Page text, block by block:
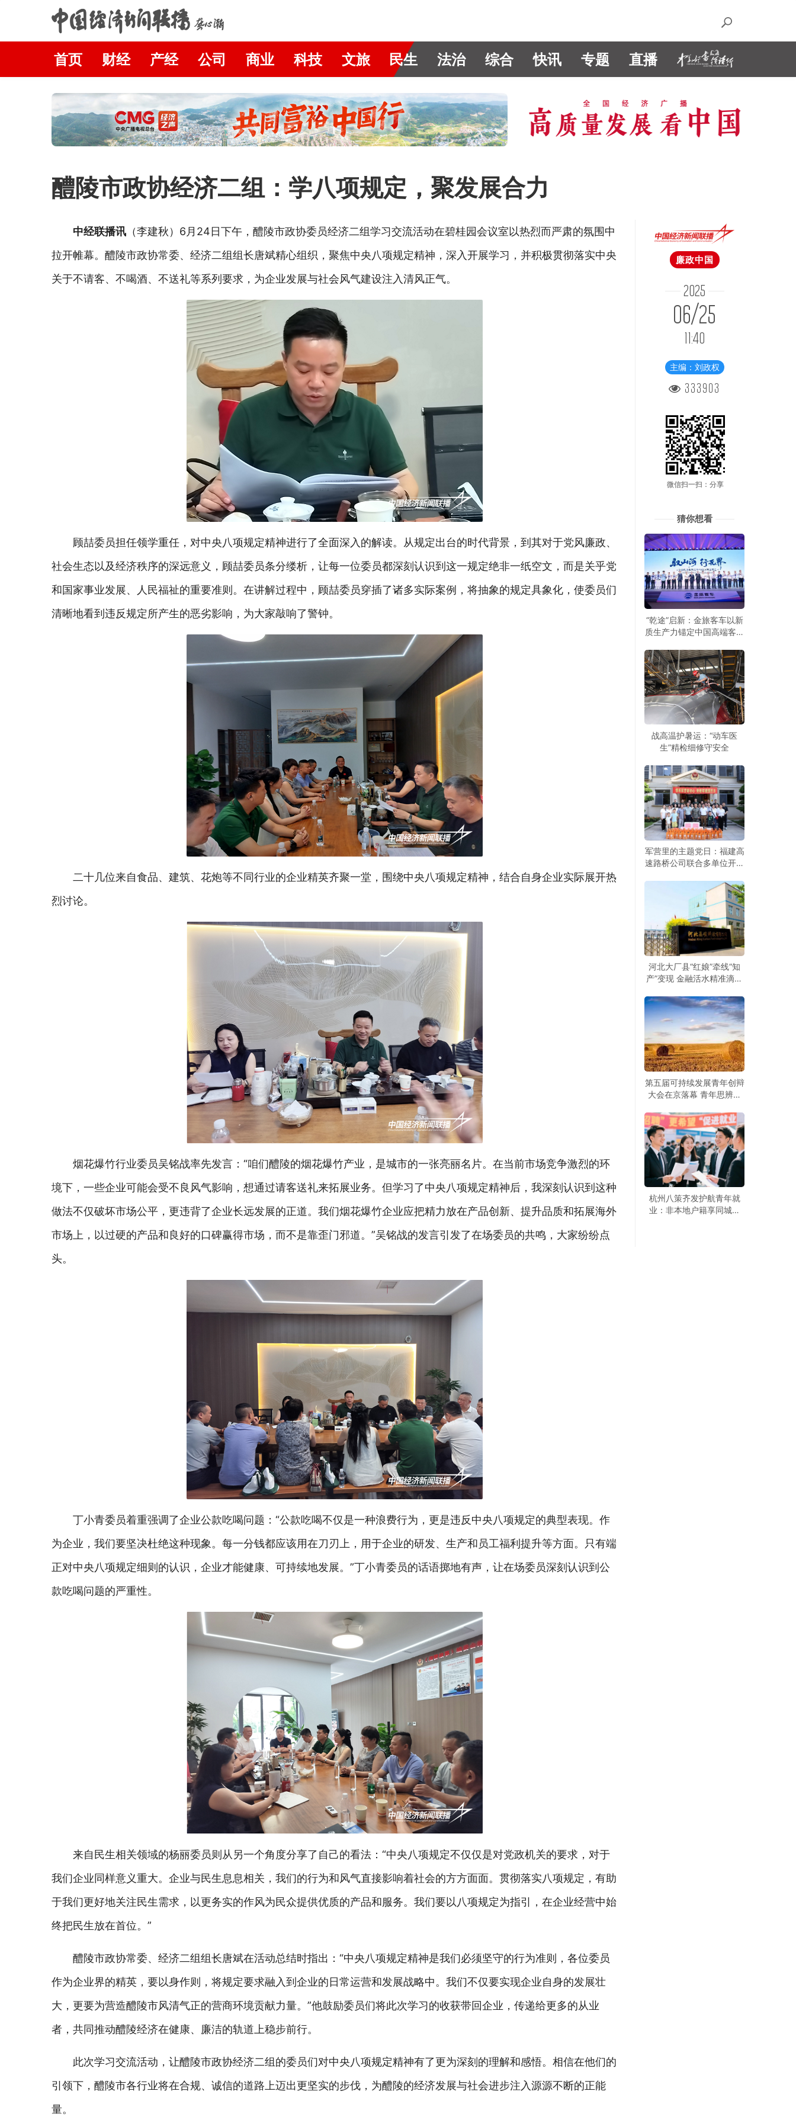
首页 财经 产经 公司 商业 科技 文旅 民生 法治 综合 快讯 专题 直播
醴陵市政协经济二组：学八项规定，聚发展合力
中经联播讯 （李建秋）6月24日下午，醴陵市政协委员经济二组学习交流活动在碧桂园会议室以热烈而严肃的氛围中
拉开帷幕。醴陵市政协常委、经济二组组长唐斌精心组织，聚焦中央八项规定精神，深入开展学习，并积极贯彻落实中央
关于不请客、不喝酒、不送礼等系列要求，为企业发展与社会风气建设注入清风正气。
顾喆委员担任领学重任，对中央八项规定精神进行了全面深入的解读。从规定出台的时代背景，到其对于党风廉政、
社会生态以及经济秩序的深远意义，顾喆委员条分缕析，让每一位委员都深刻认识到这一规定绝非一纸空文，而是关乎党
和国家事业发展、人民福祉的重要准则。在讲解过程中，顾喆委员穿插了诸多实际案例，将抽象的规定具象化，使委员们
清晰地看到违反规定所产生的恶劣影响，为大家敲响了警钟。
二十几位来自食品、建筑、花炮等不同行业的企业精英齐聚一堂，围绕中央八项规定精神，结合自身企业实际展开热
烈讨论。
烟花爆竹行业委员吴铭战率先发言：“咱们醴陵的烟花爆竹产业，是城市的一张亮丽名片。在当前市场竞争激烈的环
境下，一些企业可能会受不良风气影响，想通过请客送礼来拓展业务。但学习了中央八项规定精神后，我深刻认识到这种
做法不仅破坏市场公平，更违背了企业长远发展的正道。我们烟花爆竹企业应把精力放在产品创新、提升品质和拓展海外
市场上，以过硬的产品和良好的口碑赢得市场，而不是靠歪门邪道。”吴铭战的发言引发了在场委员的共鸣，大家纷纷点
头。
丁小青委员着重强调了企业公款吃喝问题：“公款吃喝不仅是一种浪费行为，更是违反中央八项规定的典型表现。作
为企业，我们要坚决杜绝这种现象。每一分钱都应该用在刀刃上，用于企业的研发、生产和员工福利提升等方面。只有端
正对中央八项规定细则的认识，企业才能健康、可持续地发展。”丁小青委员的话语掷地有声，让在场委员深刻认识到公
款吃喝问题的严重性。
来自民生相关领域的杨丽委员则从另一个角度分享了自己的看法：“中央八项规定不仅仅是对党政机关的要求，对于
我们企业同样意义重大。企业与民生息息相关，我们的行为和风气直接影响着社会的方方面面。贯彻落实八项规定，有助
于我们更好地关注民生需求，以更务实的作风为民众提供优质的产品和服务。我们要以八项规定为指引，在企业经营中始
终把民生放在首位。”
醴陵市政协常委、经济二组组长唐斌在活动总结时指出：“中央八项规定精神是我们必须坚守的行为准则，各位委员
作为企业界的精英，要以身作则，将规定要求融入到企业的日常运营和发展战略中。我们不仅要实现企业自身的发展壮
大，更要为营造醴陵市风清气正的营商环境贡献力量。”他鼓励委员们将此次学习的收获带回企业，传递给更多的从业
者，共同推动醴陵经济在健康、廉洁的轨道上稳步前行。
此次学习交流活动，让醴陵市政协经济二组的委员们对中央八项规定精神有了更为深刻的理解和感悟。相信在他们的
引领下，醴陵市各行业将在合规、诚信的道路上迈出更坚实的步伐，为醴陵的经济发展与社会进步注入源源不断的正能
量。
廉政中国
2025
06/25
11:40
主编：刘政权
333903
微信扫一扫：分享
猜你想看
“乾途”启新：金旅客车以新
质生产力锚定中国高端客车
战高温护暑运：“动车医
生”精检细修守安全
军营里的主题党日：福建高
速路桥公司联合多单位开展
河北大厂县“红娘”牵线“知
产”变现 金融活水精准滴灌
第五届可持续发展青年创辩
大会在京落幕 青年思辨聚
杭州八策齐发护航青年就
业：非本地户籍享同城服